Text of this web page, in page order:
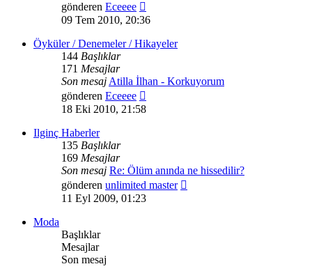
gönderen Eceeee
mesajı
09 Tem 2010, 20:36
Öyküler / Denemeler / Hikayeler
144 Başlıklar
171 Mesajlar
Son mesajAtilla İlhan - Korkuyorum
gönderen Eceeee
18 Eki 2010, 21:58
Ilginç Haberler
135 Başlıklar
169 Mesajlar
Son mesaj Re: Ölüm anında ne hissedilir?
gönderen unlimited master
11 Eyl 2009, 01:23
Moda
Başlıklar
Mesajlar
Son mesaj